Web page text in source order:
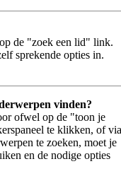
de "zoek een lid" link.
sprekende opties in.
vinden?
ofwel op de "toon je
te klikken, of via
te zoeken, moet je
en de nodige opties